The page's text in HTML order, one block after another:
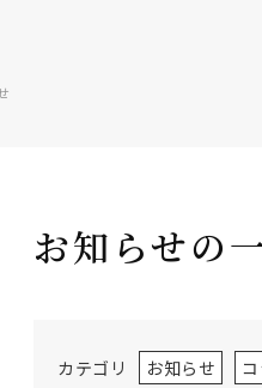
お知らせの
カテゴリ お知らせ